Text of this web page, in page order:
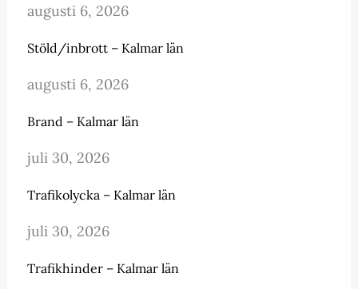
augusti 6, 2026
Stöld/inbrott – Kalmar län
augusti 6, 2026
Brand – Kalmar län
juli 30, 2026
Trafikolycka – Kalmar län
juli 30, 2026
Trafikhinder – Kalmar län